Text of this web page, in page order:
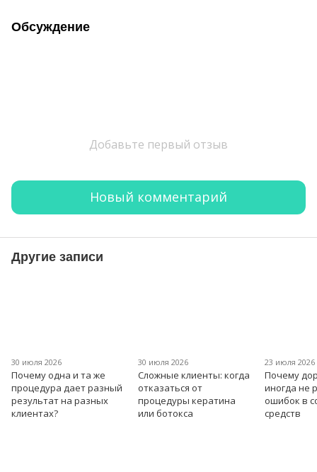
Обсуждение
Добавьте первый отзыв
Новый комментарий
Другие записи
30 июля 2026
Почему одна и та же
процедура дает разный
результат на разных
клиентах?
30 июля 2026
Сложные клиенты: когда
отказаться от
процедуры кератина
или ботокса
23 июля 2026
Почему
иногда не
ошибок в
средств